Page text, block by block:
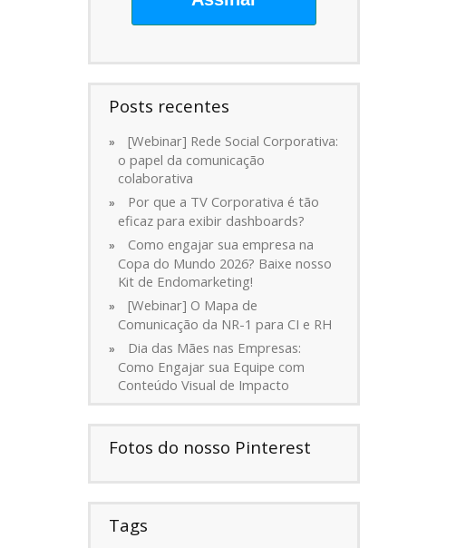
Posts recentes
[Webinar] Rede Social Corporativa:
o papel da comunicação
colaborativa
Por que a TV Corporativa é tão
eficaz para exibir dashboards?
Como engajar sua empresa na
Copa do Mundo 2026? Baixe nosso
Kit de Endomarketing!
[Webinar] O Mapa de
Comunicação da NR-1 para CI e RH
Dia das Mães nas Empresas:
Como Engajar sua Equipe com
Conteúdo Visual de Impacto
Fotos do nosso Pinterest
Tags